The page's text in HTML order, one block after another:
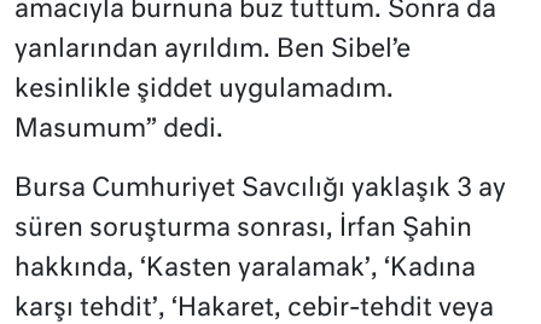
amacıyla burnuna buz tuttum. Sonra da
yanlarından ayrıldım. Ben Sibel’e
kesinlikle şiddet uygulamadım.
Masumum” dedi.
Bursa Cumhuriyet Savcılığı yaklaşık 3 ay
süren soruşturma sonrası, İrfan Şahin
hakkında, ‘Kasten yaralamak’, ‘Kadına
karşı tehdit’, ‘Hakaret, cebir-tehdit veya